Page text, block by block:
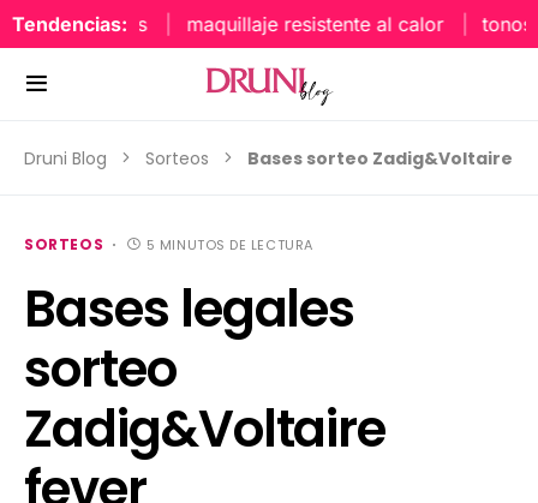
Tendencias: maquillaje resistente al calor tonos
Druni Blog Sorteos Bases sorteo Zadig&Voltaire
SORTEOS 5 MINUTOS DE LECTURA
Bases legales
sorteo
Zadig&Voltaire